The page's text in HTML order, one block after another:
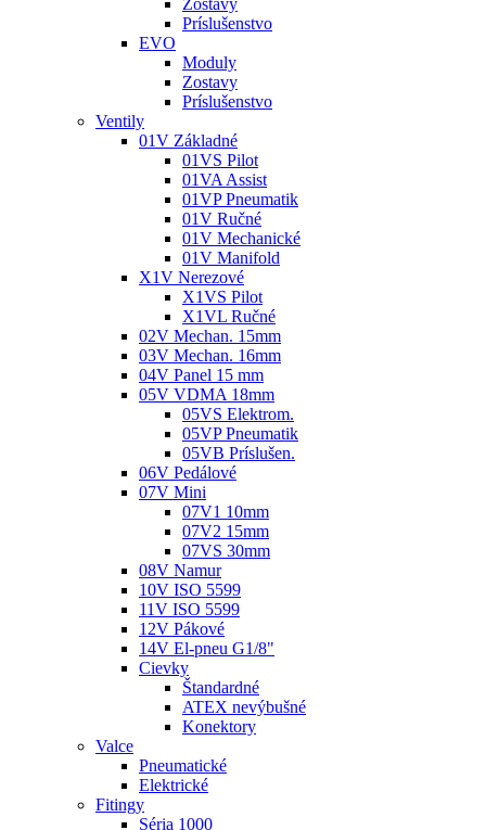
Zostavy
Príslušenstvo
EVO
Moduly
Zostavy
Príslušenstvo
Ventily
01V Základné
01VS Pilot
01VA Assist
01VP Pneumatik
01V Ručné
01V Mechanické
01V Manifold
X1V Nerezové
X1VS Pilot
X1VL Ručné
02V Mechan. 15mm
03V Mechan. 16mm
04V Panel 15 mm
05V VDMA 18mm
05VS Elektrom.
05VP Pneumatik
05VB Príslušen.
06V Pedálové
07V Mini
07V1 10mm
07V2 15mm
07VS 30mm
08V Namur
10V ISO 5599
11V ISO 5599
12V Pákové
14V El-pneu G1/8"
Cievky
Štandardné
ATEX nevýbušné
Konektory
Valce
Pneumatické
Elektrické
Fitingy
Séria 1000